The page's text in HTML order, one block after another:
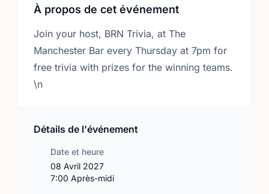
À propos de cet événement
Join your host, BRN Trivia, at The
Manchester Bar every Thursday at 7pm for
free trivia with prizes for the winning teams.
\n
Détails de l'événement
Date et heure
08 Avril 2027
7:00 Après-midi